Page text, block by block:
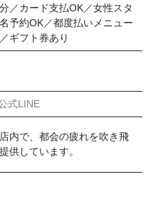
／カード支払OK／女性スタ
予約OK／都度払いメニュー
ギフト券あり
式LINE
内で、都会の疲れを吹き飛
供しています。